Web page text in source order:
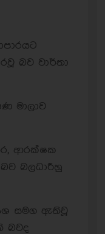
බව වාර්තා
මාලාව
ආරක්ෂක
බලධාරීහු
සමග ඇතිවූ
බවද